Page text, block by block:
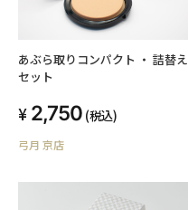
あぶら取りコンパクト ・ 詰替え
セット
2,750 (税込)
弓月 京店